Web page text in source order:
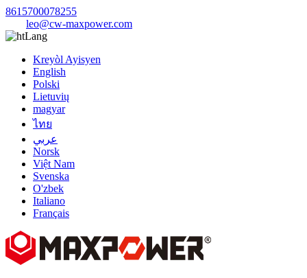
8615700078255
leo@cw-maxpower.com
Lang
Kreyòl Ayisyen
English
Polski
Lietuvių
magyar
ไทย
عربي
Norsk
Việt Nam
Svenska
O'zbek
Italiano
Français